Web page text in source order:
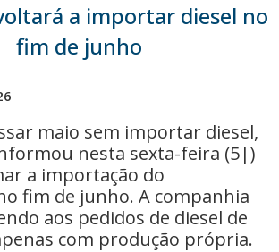
a importar diesel no
fim de junho
maio sem importar diesel,
nesta sexta-feira (5|)
a importação do
fim de junho. A companhia
aos pedidos de diesel de
com produção própria.